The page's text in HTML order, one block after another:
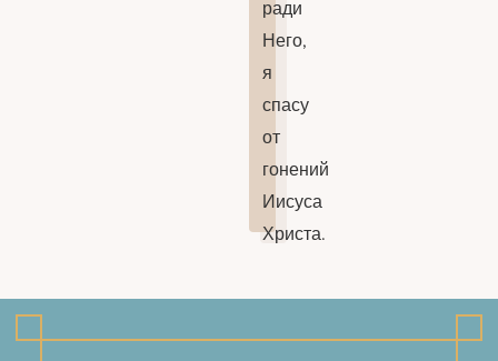
ради
Него,
я
спасу
от
гонений
Иисуса
Христа.